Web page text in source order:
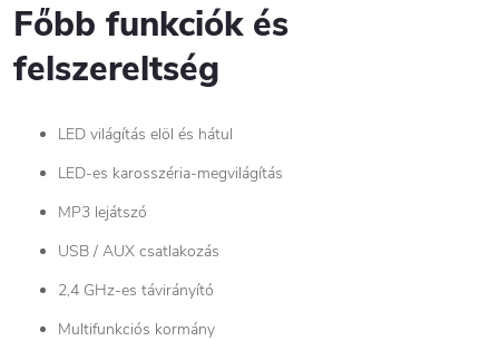
Főbb funkciók és
felszereltség
LED világítás elöl és hátul
LED-es karosszéria-megvilágítás
MP3 lejátszó
USB / AUX csatlakozás
2,4 GHz-es távirányító
Multifunkciós kormány